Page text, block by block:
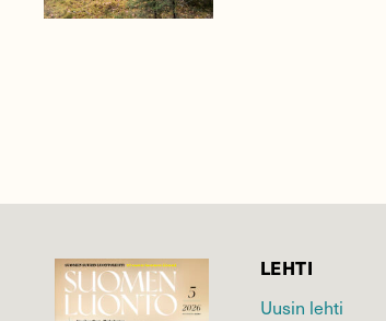
LEHTI
Uusin lehti